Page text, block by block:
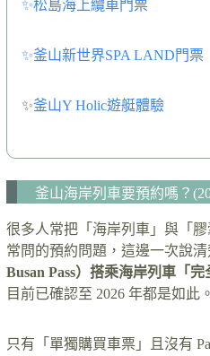
✨松島海上纜車門票
✨釜山新世界SPA LAND門票
✨釜山Y Holic遊艇體驗
釜山海岸列車要預約嗎？
很多人常把「海岸列車」與「
常問的預約問題，這邊一次說清
Busan Pass）搭乘海岸列車「
目前已確認至 2026 年都是如此。
只有「單獨購買車票」且沒有